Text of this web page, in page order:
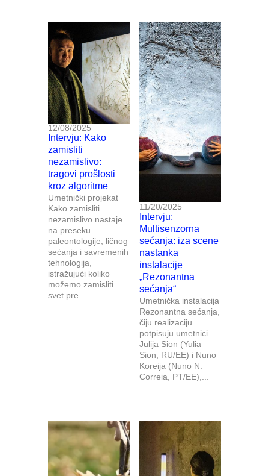
12/08/2025
Intervju: Kako
zamisliti
nezamislivo:
tragovi prošlosti
kroz algoritme
Umetnički projekat
Kako zamisliti
nezamislivo nastaje
na preseku
paleontologije, ličnog
sećanja i savremenih
tehnologija,
istražujući koliko
možemo zamisliti
svet pre...
11/20/2025
Intervju:
Multisenzorna
sećanja: iza scene
nastanka
instalacije
„Rezonantna
sećanja“
Umetnička instalacija
Rezonantna sećanja,
čiju realizaciju
potpisuju umetnici
Julija Sion (Yulia
Sion, RU/EE) i Nuno
Koreija (Nuno N.
Correia, PT/EE),...